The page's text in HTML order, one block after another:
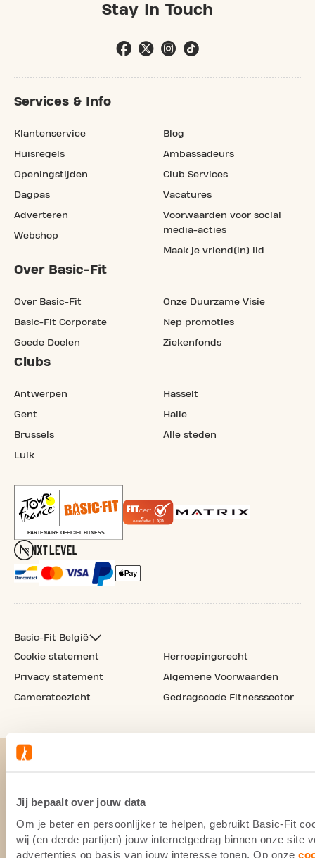
Jij bepaalt over jouw data
Om je beter en persoonlijker te helpen, gebruikt Basic-Fit
wij (en derde partijen) jouw internetgedrag binnen onze site
advertenties op basis van jouw interesse tonen. Op onze
Stay In Touch
Services & Info
Klantenservice
Huisregels
Openingstijden
Dagpas
Adverteren
Webshop
Blog
Ambassadeurs
Club Services
Vacatures
Voorwaarden voor social
media-acties
Maak je vriend(in) lid
Over Basic-Fit
Over Basic-Fit
Basic-Fit Corporate
Goede Doelen
Onze Duurzame Visie
Nep promoties
Ziekenfonds
Clubs
Antwerpen
Gent
Brussels
Luik
Hasselt
Halle
Alle steden
Basic-Fit België
Cookie statement
Privacy statement
Cameratoezicht
Herroepingsrecht
Algemene Voorwaarden
Gedragscode Fitnesssector